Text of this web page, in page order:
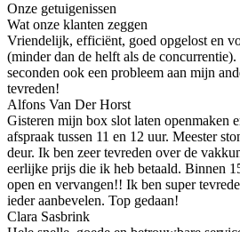
Onze getuigenissen
Wat onze klanten zeggen
Vriendelijk, efficiënt, goed opgelost en
(minder dan de helft als de
seconden ook een probleem aan mijn
tevreden!
Alfons Van Der Horst
Gisteren mijn box slot laten openmaken
afspraak tussen 11 en 12 uur. Meester
deur. Ik ben zeer tevreden over de
eerlijke prijs die ik heb betaald. Binnen
open en vervangen!! Ik ben super
ieder aanbevelen. Top gedaan!
Clara Sasbrink